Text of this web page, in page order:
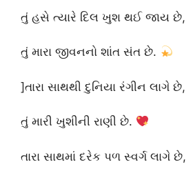
તું હસે ત્યારે દિલ ખુશ થઈ જાય છે,
તું મારા જીવનનો શાંત સંત છે.
]તારા સાથથી દુનિયા રંગીન લાગે છે,
તું મારી ખુશીની રાણી છે.
તારા સાથમાં દરેક પળ સ્વર્ગ લાગે છે,